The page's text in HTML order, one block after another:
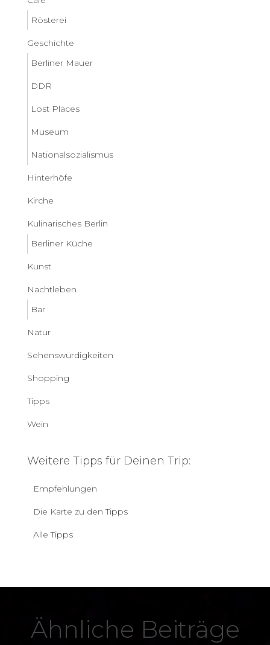
Rösterei
Geschichte
Berliner Mauer
DDR
Lost Places
Museum
Nationalsozialismus
Hinterhöfe
Kirche
Kulinarisches Berlin
Berliner Küche
Kunst
Nachtleben
Bar
Natur
Sehenswürdigkeiten
Shopping
Tipps
Wein
Weitere Tipps für Deinen Trip:
Empfehlungen
Die Karte zu den Tipps
Alle Tipps
Ähnliche Beiträge